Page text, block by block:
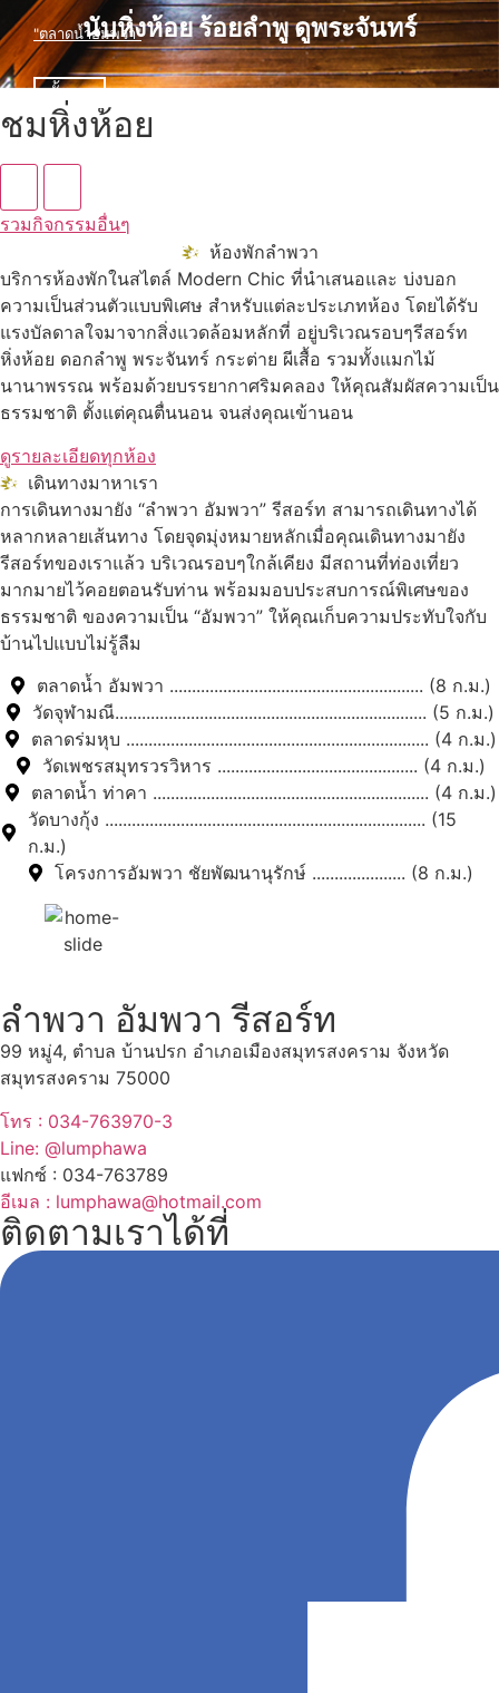
นับหิ่งห้อย ร้อยลำพู ดูพระจันทร์
ชมหิ่งห้อย
รวมกิจกรรมอื่นๆ
ห้องพักลำพวา
บริการห้องพักในสไตล์ Modern Chic ที่นำเสนอและ บ่งบอก
ความเป็นส่วนตัวแบบพิเศษ สำหรับแต่ละประเภทห้อง โดยได้รับ
แรงบัลดาลใจมาจากสิ่งแวดล้อมหลักที่ อยู่บริเวณรอบๆรีสอร์ท
หิ่งห้อย ดอกลำพู พระจันทร์ กระต่าย ผีเสื้อ รวมทั้งแมกไม้
นานาพรรณ พร้อมด้วยบรรยากาศริมคลอง ให้คุณสัมผัสความเป็น
ธรรมชาติ ตั้งแต่คุณตื่นนอน จนส่งคุณเข้านอน
ดูรายละเอียดทุกห้อง
เดินทางมาหาเรา
การเดินทางมายัง “ลำพวา อัมพวา” รีสอร์ท สามารถเดินทางได้
หลากหลายเส้นทาง โดยจุดมุ่งหมายหลักเมื่อคุณเดินทางมายัง
รีสอร์ทของเราแล้ว บริเวณรอบๆใกล้เคียง มีสถานที่ท่องเที่ยว
มากมายไว้คอยตอนรับท่าน พร้อมมอบประสบการณ์พิเศษของ
ธรรมชาติ ของความเป็น “อัมพวา” ให้คุณเก็บความประทับใจกับ
บ้านไปแบบไม่รู้ลืม
ตลาดน้ำ อัมพวา ......................................................... (8 ก.ม.)
วัดจุฬามณี...................................................................... (5 ก.ม.)
ตลาดร่มหุบ .................................................................... (4 ก.ม.)
วัดเพชรสมุทรวรวิหาร ............................................. (4 ก.ม.)
ตลาดน้ำ ท่าคา .............................................................. (4 ก.ม.)
วัดบางกุ้ง ........................................................................ (15
ก.ม.)
โครงการอัมพวา ชัยพัฒนานุรักษ์ ..................... (8 ก.ม.)
"ตลาดน้ำอัมพวา"
ดูทั้งหมด
ลำพวา อัมพวา รีสอร์ท
99 หมู่4, ตำบล บ้านปรก อำเภอเมืองสมุทรสงคราม จังหวัด
สมุทรสงคราม 75000
โทร : 034-763970-3
Line: @lumphawa
แฟกซ์ : 034-763789
อีเมล : lumphawa@hotmail.com
ติดตามเราได้ที่